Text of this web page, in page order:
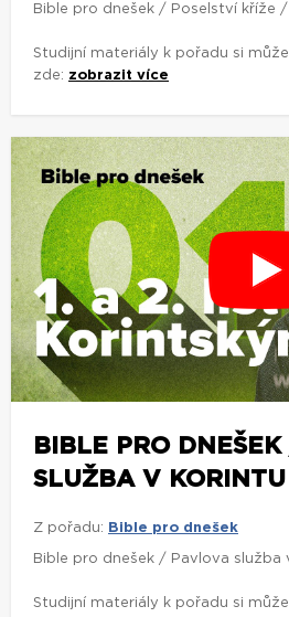
Bible pro dnešek / Poselství kříže
Studijní materiály k pořadu si
zde: zobrazit více
BIBLE PRO
SLUŽBA V
Z pořadu: Bible pro dnešek
Bible pro dnešek / Pavlova služba
Studijní materiály k pořadu si